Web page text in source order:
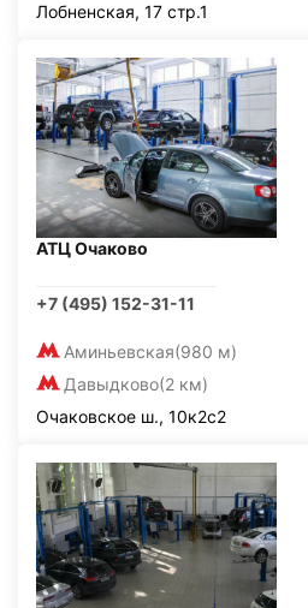
Лобненская, 17 стр.1
АТЦ Очаково
+7 (495) 152-31-11
Аминьевская(980 м)
Давыдково(2 км)
Очаковское ш., 10к2с2